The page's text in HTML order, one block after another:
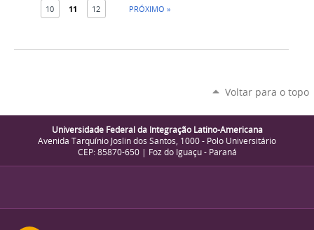
10 11 12 PRÓXIMO »
Voltar para o topo
Universidade Federal da Integração Latino-Americana
Avenida Tarquínio Joslin dos Santos, 1000 - Polo Universitário
CEP: 85870-650 | Foz do Iguaçu - Paraná